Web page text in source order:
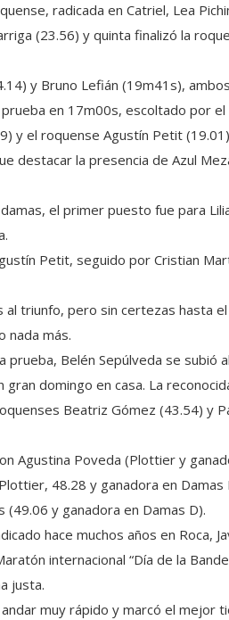
radicada en Catriel, Lea
(23.56) y quinta finalizó la
y Bruno Lefián (19m41s),
en 17m00s, escoltado por
y el roquense Agustín Petit
destacar la presencia de Azul
el primer puesto fue para
Petit, seguido por Cristian
triunfo, pero sin certezas hasta
nada más.
prueba, Belén Sepúlveda se subió
gran domingo en casa. La
Beatriz Gómez (43.54) y
Agustina Poveda (Plottier y
48.28 y ganadora en Damas
(49.06 y ganadora en Damas D).
hace muchos años en Roca,
internacional “Día de la
justa.
muy rápido y marcó el mejor